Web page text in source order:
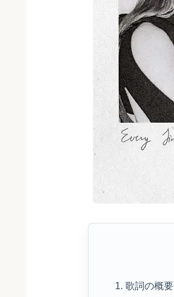
1. 歌詞の概要